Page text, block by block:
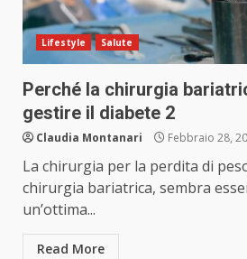
Lifestyle Salute
Perché la chirurgia
gestire il diabete 2
Claudia Montanari Febbraio 28,
La chirurgia per la perdita di
chirurgia bariatrica, sembra
un’ottima...
Read More